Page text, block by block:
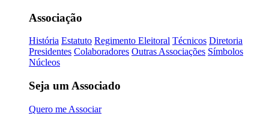
Associação
História Estatuto Regimento Eleitoral Técnicos Diretoria
Presidentes Colaboradores Outras Associações Símbolos
Núcleos
Seja um Associado
Quero me Associar